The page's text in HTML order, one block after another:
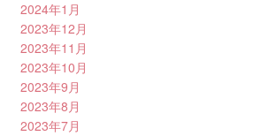
2024年1月
2023年12月
2023年11月
2023年10月
2023年9月
2023年8月
2023年7月